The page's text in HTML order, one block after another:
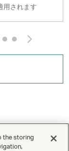
用されます
Click
the storing